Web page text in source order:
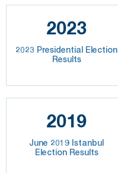
2023
2023 Presidential Election
Results
2019
June 2019 Istanbul
Election Results